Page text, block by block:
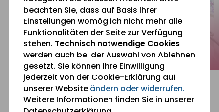
beachten Sie, dass auf Basis Ihrer
Einstellungen womöglich nicht mehr alle
Funktionalitäten der Seite zur Verfügung
stehen. Technisch notwendige Cookies
werden auch bei der Auswahl von Ablehnen
gesetzt. Sie können Ihre Einwilligung
jederzeit von der Cookie-Erklärung auf
unserer Website ändern oder widerrufen.
Weitere Informationen finden Sie in unserer
Einfach gut leben.